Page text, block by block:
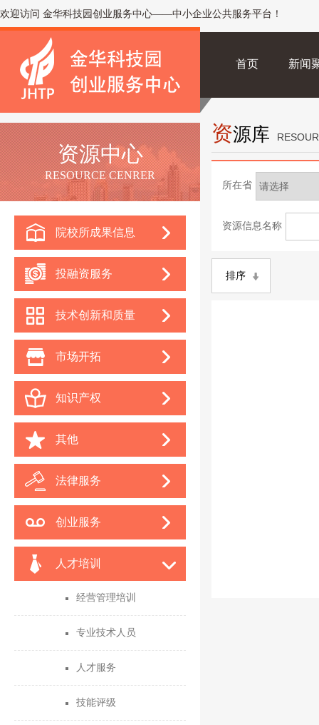
欢迎访问 金华科技园创业服务中心——中小企业公共服务平台！
首页 新闻
资源中心
RESOURCE CENRER
院校所成果信息
投融资服务
技术创新和质量
市场开拓
知识产权
其他
法律服务
创业服务
人才培训
经营管理培训
专业技术人员
人才服务
技能评级
资源库
所在省
资源信息名称
排序